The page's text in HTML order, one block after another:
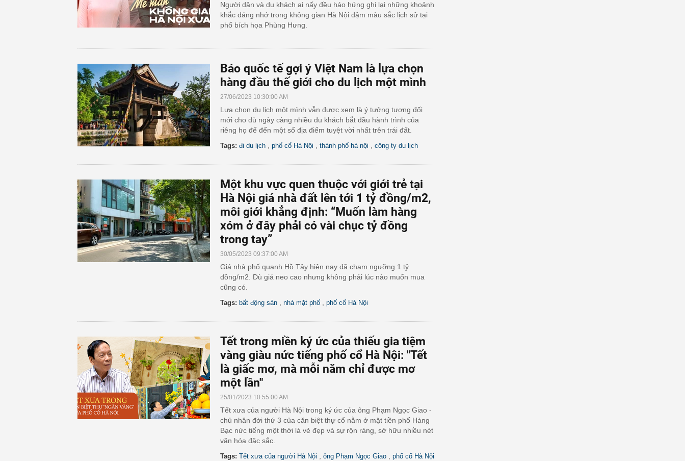
Người dân và du khách ai nấy đều háo hứng ghi lại những khoảnh
khắc đáng nhớ trong không gian Hà Nội đậm màu sắc lịch sử tại
phố bích họa Phùng Hưng.
Báo quốc tế gợi ý Việt Nam là lựa chọn
hàng đầu thế giới cho du lịch một mình
27/06/2023 10:30:00 AM
Lựa chọn du lịch một mình vẫn được xem là ý tưởng tương đối
mới cho dù ngày càng nhiều du khách bắt đầu hành trình của
riêng họ để đến một số địa điểm tuyệt vời nhất trên trái đất.
Tags: đi du lịch phố cổ Hà Nội thành phố hà nội công ty du lịch
Một khu vực quen thuộc với giới trẻ tại
Hà Nội giá nhà đất lên tới 1 tỷ đồng/m2,
môi giới khẳng định: “Muốn làm hàng
xóm ở đây phải có vài chục tỷ đồng
trong tay”
30/05/2023 09:37:00 AM
Giá nhà phố quanh Hồ Tây hiện nay đã chạm ngưỡng 1 tỷ
đồng/m2. Dù giá neo cao nhưng không phải lúc nào muốn mua
cũng có.
Tags: bất động sản nhà mặt phố phố cổ Hà Nội
Tết trong miền ký ức của thiếu gia tiệm
vàng giàu nức tiếng phố cổ Hà Nội: "Tết
là giấc mơ, mà mỗi năm chỉ được mơ
một lần"
25/01/2023 10:55:00 AM
Tết xưa của người Hà Nội trong ký ức của ông Phạm Ngọc Giao -
chủ nhân đời thứ 3 của căn biệt thự cổ nằm ở mặt tiền phố Hàng
Bạc nức tiếng một thời là vẻ đẹp và sự rộn ràng, sở hữu nhiều nét
văn hóa đặc sắc.
Tags: Tết xưa của người Hà Nội ông Phạm Ngọc Giao phố cổ Hà Nội